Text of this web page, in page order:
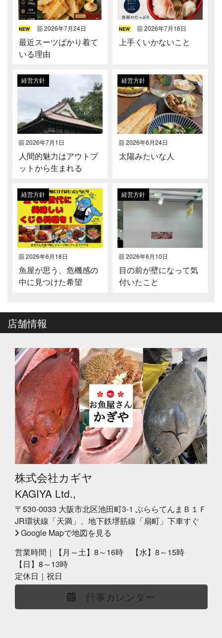
NEW 2026年7月24日
最近スーツばかり着て
いる理由
NEW 2026年7月16日
上手くいかないこと
経営方針
2026年7月1日
人間的魅力はアウトプ
ットから生まれる
経営方針
2026年6月24日
太陽みたいな人
経営方針
2026年6月18日
魚屋が思う、危機感の
中に見つけた希望
経営方針
2026年6月10日
目の前が壁になって気
付いたこと
店舗情報
株式会社カギヤ
KAGIYA Ltd.,
〒530-0033 大阪市北区池田町3-1 ぷららてんまＢ１Ｆ
JR環状線「天満」、地下鉄堺筋線「扇町」下車すぐ
Google Mapで地図を見る
営業時間｜【月～土】8～16時 【水】8～15時
【日】8～13時
定休日｜祝日
行事カレンダー